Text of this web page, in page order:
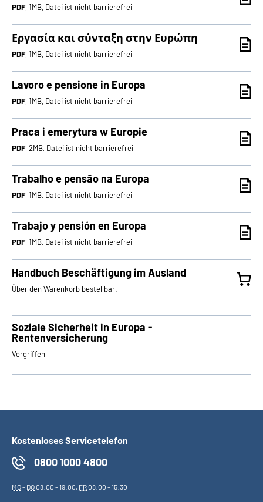
PDF, 1MB, Datei ist nicht barrierefrei
Εργασία και σύνταξη στην Ευρώπη
PDF, 1MB, Datei ist nicht barrierefrei
Lavoro e pensione in Europa
PDF, 1MB, Datei ist nicht barrierefrei
Praca i emerytura w Europie
PDF, 2MB, Datei ist nicht barrierefrei
Trabalho e pensão na Europa
PDF, 1MB, Datei ist nicht barrierefrei
Trabajo y pensión en Europa
PDF, 1MB, Datei ist nicht barrierefrei
Handbuch Beschäftigung im Ausland
Über den Warenkorb bestellbar.
Soziale Sicherheit in Europa -
Rentenversicherung
Vergriffen
Kostenloses Servicetelefon
0800 1000 4800
MO- DO08:00 - 19:00, FR08:00 - 15:30